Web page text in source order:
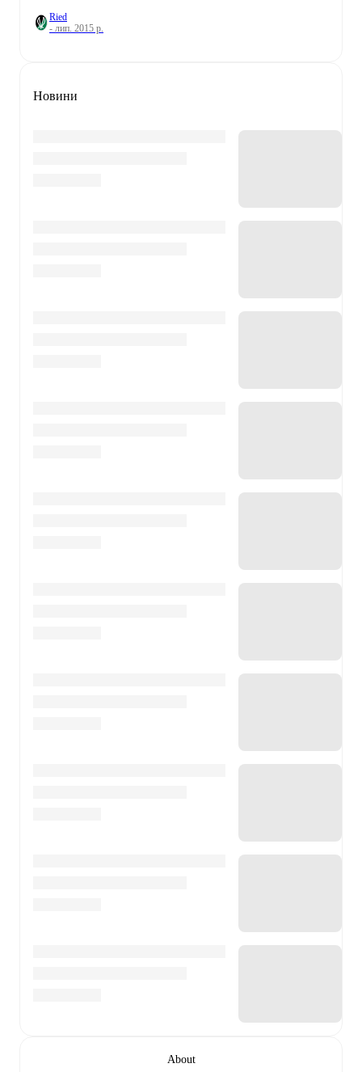
Ried
- лип. 2015 р.
Новини
About